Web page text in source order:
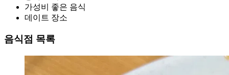
가성비 좋은 음식
데이트 장소
음식점 목록